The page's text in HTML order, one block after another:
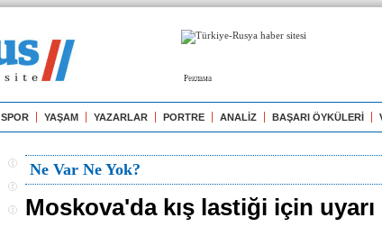
Реклама
SPOR YAŞAM YAZARLAR PORTRE ANALİZ BAŞARI ÖYKÜLERİ
Ne Var Ne Yok?
Moskova'da kış lastiği için uyarı